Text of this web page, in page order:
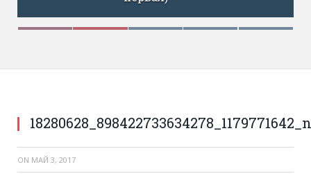
18280628_898422733634278_1179771642_n
ON МАЙ 3, 2017